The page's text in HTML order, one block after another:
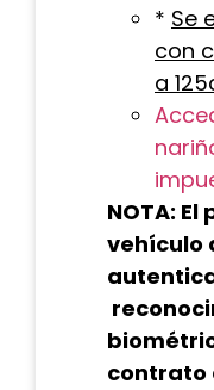
* Se
con
a
NOTA:
vehículo
contrato